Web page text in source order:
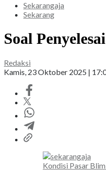
Sekarangaja
Sekarang
Soal
Redaksi
Kamis, 23 Oktober 2025 |
Kondisi Pasar